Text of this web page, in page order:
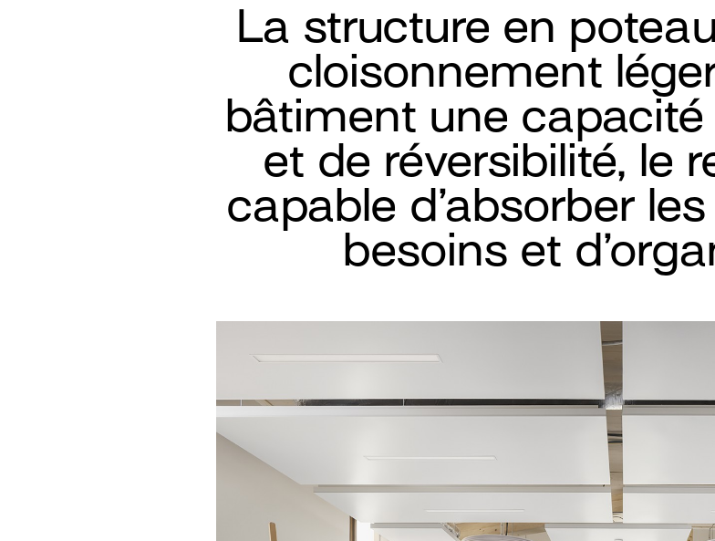
La structure en
cloisonnement
bâtiment une capacité
et de réversibilité, le
capable d’absorber
besoins et